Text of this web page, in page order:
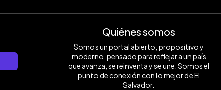
Quiénes somos
Somos un portal abierto, propositivo y
moderno, pensado para reflejar a un país
que avanza, se reinventa y se une. Somos el
punto de conexión con lo mejor de El
Salvador.